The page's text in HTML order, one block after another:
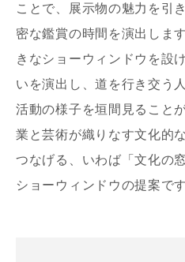
ことで、展示物の魅力を引
密な鑑賞の時間を演出しま
きなショーウィンドウを設
いを演出し、道を行き交う
活動の様子を垣間見ること
業と芸術が織りなす文化的
つなげる、いわば「文化の
ショーウィンドウの提案です
メールアドレス
ご住所
郵便番号